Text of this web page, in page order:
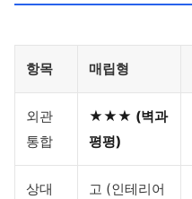
항목 매립형
외관
통합
★★★ (벽과
평평)
상대
고 (인테리어